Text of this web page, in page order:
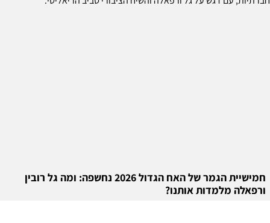
חמישיית הגמר של האח הגדול 2026 נחשפה: ומה גל רובין
ורפאלה מלמדות אותנו?